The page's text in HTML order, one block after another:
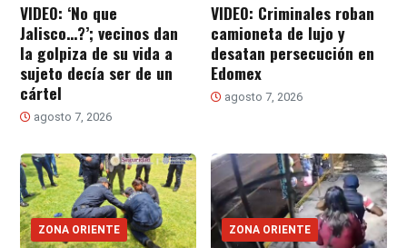
VIDEO: ‘No que
Jalisco…?’; vecinos dan
la golpiza de su vida a
sujeto decía ser de un
cártel
agosto 7, 2026
VIDEO: Criminales roban
camioneta de lujo y
desatan persecución en
Edomex
agosto 7, 2026
ZONA ORIENTE ZONA ORIENTE